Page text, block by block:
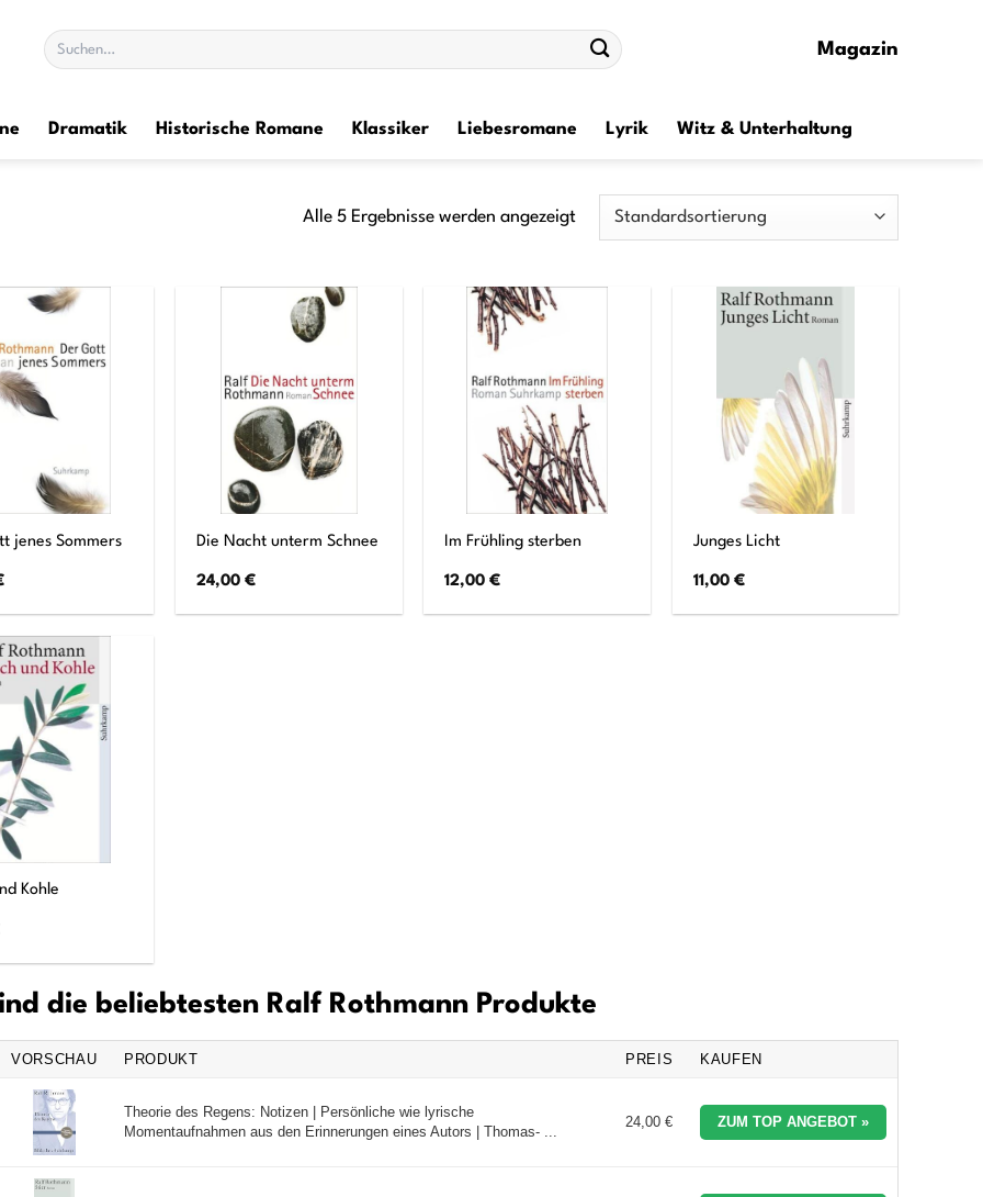
Suchen
nach:
Magazin
Dramatik Historische Romane Klassiker Liebesromane Lyrik Witz & Unterhaltung
Alle 5 Ergebnisse werden angezeigt
jenes Sommers Die Nacht unterm Schnee
24,00€
Im Frühling sterben
12,00€
Junges Licht
11,00 €
Kohle
die beliebtesten Ralf Rothmann Produkte
VORSCHAU PRODUKT PREIS KAUFEN
Theorie des Regens: Notizen | Persönliche wie lyrische
Momentaufnahmen aus den Erinnerungen eines Autors | Thomas- ...
24,00 € ZUM TOP ANGEBOT »